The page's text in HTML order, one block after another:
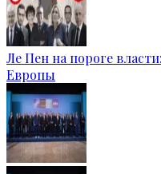
Ле Пен на пороге
Европы